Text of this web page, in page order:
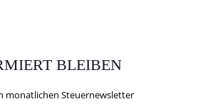
BLEIBEN
monatlichen Steuernewsletter